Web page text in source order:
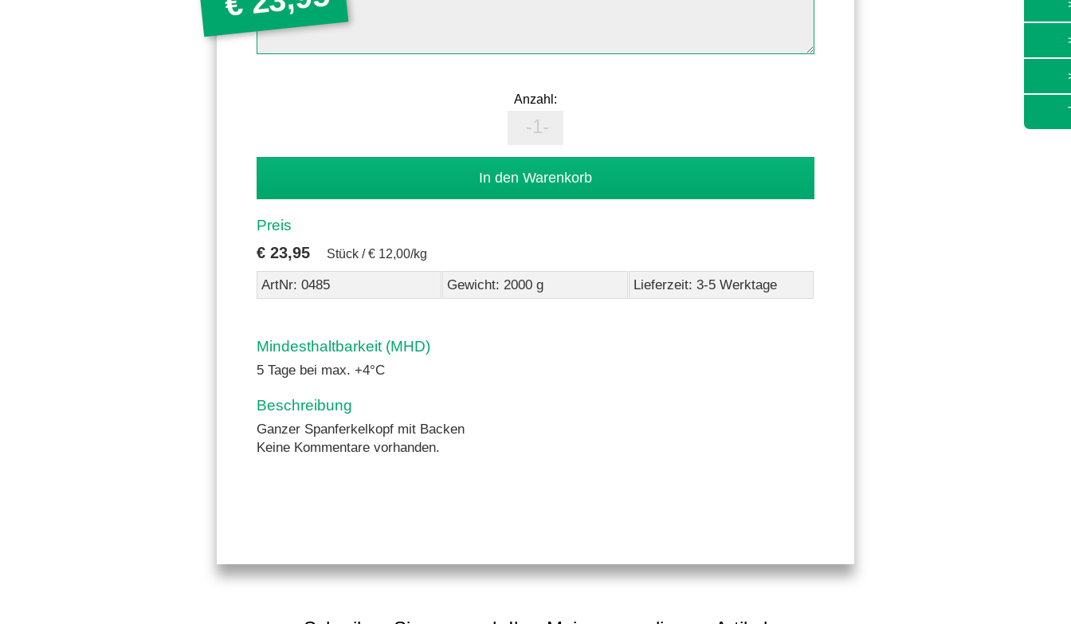
Anzahl:
Preis
€ 23,95 Stück /€ 12,00/kg
ArtNr: 0485 Gewicht: 2000 g Lieferzeit: 3-5 Werktage
Mindesthaltbarkeit (MHD)
5 Tage bei max. +4°C
Beschreibung
Ganzer Spanferkelkopf mit Backen
Keine Kommentare vorhanden.